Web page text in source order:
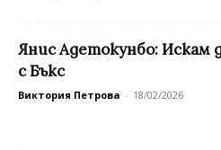
Янис Адетокунбо: Искам
с Бъкс
Виктория Петрова - 18/02/2026